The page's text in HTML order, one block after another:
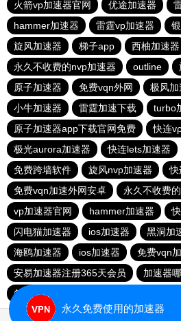
火箭vp加速器官网
优途加速器
hammer加速器
雷霆vp加速器
旋风加速器
梯子app
西柚加速器
永久不收费的nvp加速器
outline
原子加速器
免费vqn外网 极风加
小牛加速器
雷霆加速下载
turbo
原子加速器app下载官网免费
快连
极光aurora加速器
快连lets加速器
免费跨墙软件
旋风nvp加速器
快
免费vqn加速外网安卓
永久不收费
vp加速器官网
hammer加速器
闪电猫加速器
ios加速器 黑洞加
海鸥加速器
ios加速器 免费vqn
安易加速器注册365天会员
加速器
每天试用一小时加速器
永久免费使用的加速器